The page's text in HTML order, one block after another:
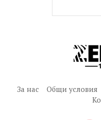
За нас Общи условия